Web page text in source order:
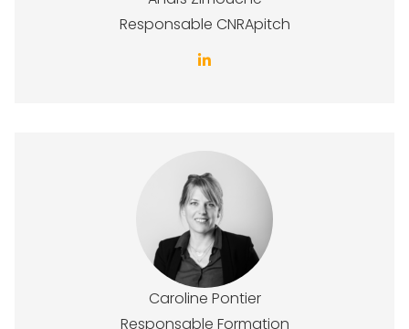
Responsable CNRApitch
Caroline Pontier
Responsable Formation